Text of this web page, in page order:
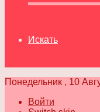
Искать
Понедельник , 10
Войти